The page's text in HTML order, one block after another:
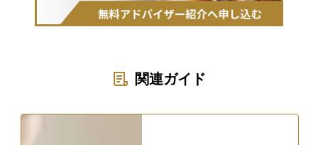
関連ガイド